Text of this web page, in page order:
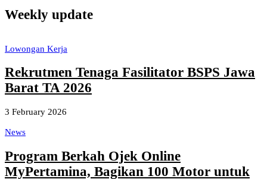
Weekly update
Lowongan Kerja
Rekrutmen Tenaga Fasilitator BSPS Jawa
Barat TA 2026
3 February 2026
News
Program Berkah Ojek Online
MyPertamina, Bagikan 100 Motor untuk